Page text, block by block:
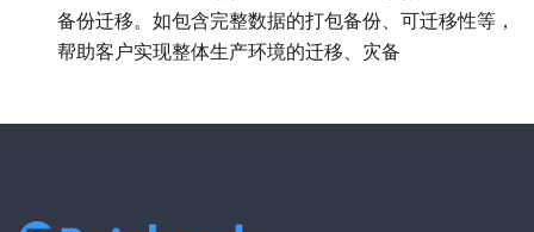
备份迁移。如包含完整数据的打包备份、可迁移性等，
帮助客户实现整体生产环境的迁移、灾备